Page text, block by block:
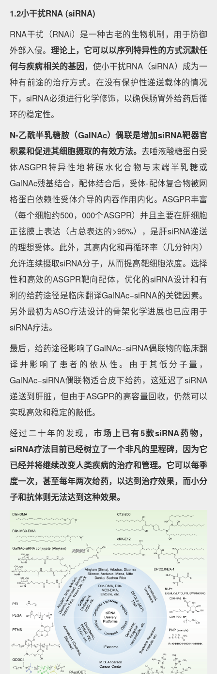
1.2小干扰RNA (siRNA)
RNA干扰（RNAi）是一种古老的生物机制，用于防御
外部入侵。 理论上，它可以以序列特异性的方式沉默任
何与疾病相关的基因，使小干扰RNA（siRNA）成为一
种有前途的治疗方式。在没有保护性递送载体的情况
下，siRNA必须进行化学修饰，以确保肠胃外给药后循
环的稳定性。
N-乙酰半乳糖胺（GalNAc）偶联是增加siRNA靶器官
积累和促进其细胞摄取的有效方法。 去唾液酸糖蛋白受
体ASGPR特异性地将碳水化合物与末端半乳糖或
GalNAc残基结合，配体结合后，受体-配体复合物被网
格蛋白依赖性受体介导的内吞作用内化。ASGPR丰富
（每个细胞约500，000个ASGPR）并且主要在肝细胞
正弦膜上表达（占总表达的>95%），是肝siRNA递送
的理想受体。此外，其高内化和再循环率（几分钟内）
允许连续摄取siRNA分子，从而提高靶细胞浓度。选择
性和高效的ASGPR靶向配体，优化的siRNA设计和有
利的给药途径是临床翻译GalNAc−siRNA的关键因素。
另外最初为ASO疗法设计的骨架化学进展也已应用于
siRNA疗法。
最后，给药途径影响了GalNAc−siRNA偶联物的临床翻
译并影响了患者的依从性。由于其低分子量，
GalNAc−siRNA偶联物适合皮下给药，这延迟了siRNA
递送到肝脏，但由于ASGPR的高容量回收，仍然可以
实现高效和稳定的敲低。
经过二十年的发现，市场上已有5款siRNA药物，
siRNA疗法目前已经树立了一个非凡的里程碑，因为它
已经并将继续改变人类疾病的治疗和管理。它可以每季
度一次，甚至每年两次给药，以达到治疗效果，而小分
子和抗体则无法达到这种效果。